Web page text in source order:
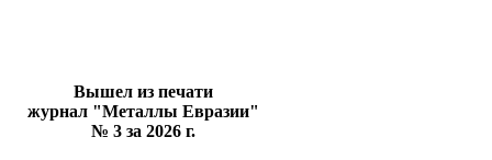
Вышел из печати
журнал "Металлы Евразии"
№ 3 за 2026 г.